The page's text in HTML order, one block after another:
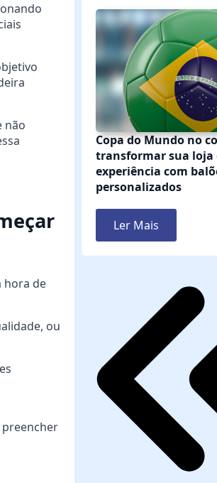
não
hora de
ou
Copa do Mundo no
transformar sua loja
experiência com
personalizados
Ler Mais